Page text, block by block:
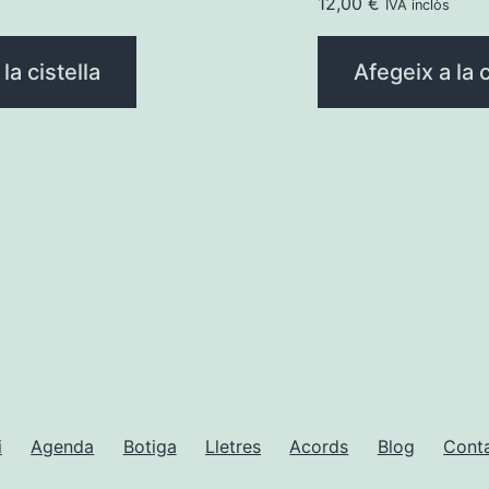
cistella
IVA inclòs
Afegeix a la
Agenda Botiga Lletres Acords Blog